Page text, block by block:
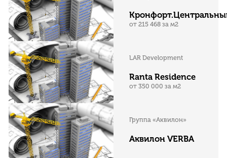
от 215 468 за м2
LAR Development
Ranta Residence
от 350 000 за м2
Группа «Аквилон»
Аквилон VERBA